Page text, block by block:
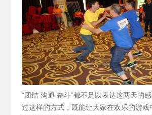
“团结 沟通 奋斗”都不足以表达这两天的
过这样的方式，既能让大家在欢乐的游戏